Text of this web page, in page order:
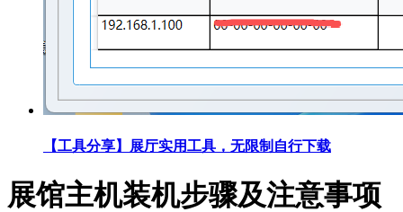
【工具分享】展厅实用工具，无限制自行下载
展馆主机装机步骤及注意事项